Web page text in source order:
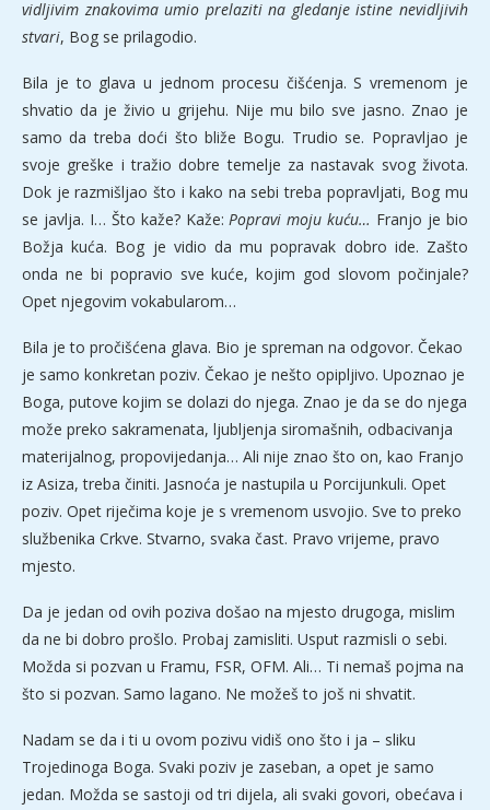
vidljivim znakovima umio prelaziti na gledanje istine nevidljivih
stvari, Bog se prilagodio.
Bila je to glava u jednom procesu čišćenja. S vremenom je
shvatio da je živio u grijehu. Nije mu bilo sve jasno. Znao je
samo da treba doći što bliže Bogu. Trudio se. Popravljao je
svoje greške i tražio dobre temelje za nastavak svog života.
Dok je razmišljao što i kako na sebi treba popravljati, Bog mu
se javlja. I… Što kaže? Kaže:Popravi moju kuću… Franjo je bio
Božja kuća. Bog je vidio da mu popravak dobro ide. Zašto
onda ne bi popravio sve kuće, kojim god slovom počinjale?
Opet njegovim vokabularom…
Bila je to pročišćena glava. Bio je spreman na odgovor. Čekao
je samo konkretan poziv. Čekao je nešto opipljivo. Upoznao je
Boga, putove kojim se dolazi do njega. Znao je da se do njega
može preko sakramenata, ljubljenja siromašnih, odbacivanja
materijalnog, propovijedanja… Ali nije znao što on, kao Franjo
iz Asiza, treba činiti. Jasnoća je nastupila u Porcijunkuli. Opet
poziv. Opet riječima koje je s vremenom usvojio. Sve to preko
službenika Crkve. Stvarno, svaka čast. Pravo vrijeme, pravo
mjesto.
Da je jedan od ovih poziva došao na mjesto drugoga, mislim
da ne bi dobro prošlo. Probaj zamisliti. Usput razmisli o sebi.
Možda si pozvan u Framu, FSR, OFM. Ali… Ti nemaš pojma na
što si pozvan. Samo lagano. Ne možeš to još ni shvatit.
Nadam se da i ti u ovom pozivu vidiš ono što i ja – sliku
Trojedinoga Boga. Svaki poziv je zaseban, a opet je samo
jedan. Možda se sastoji od tri dijela, ali svaki govori, obećava i